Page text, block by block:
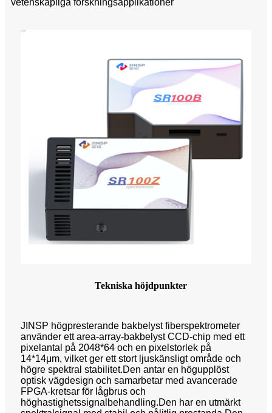
vetenskapliga forskningsapplikationer
Tekniska höjdpunkter
JINSP högpresterande bakbelyst fiberspektrometer
använder ett area-array-bakbelyst CCD-chip med ett
pixelantal på 2048*64 och en pixelstorlek på
14*14μm, vilket ger ett stort ljuskänsligt område och
högre spektral stabilitet.Den antar en högupplöst
optisk vägdesign och samarbetar med avancerade
FPGA-kretsar för lågbrus och
höghastighetssignalbehandling.Den har en utmärkt